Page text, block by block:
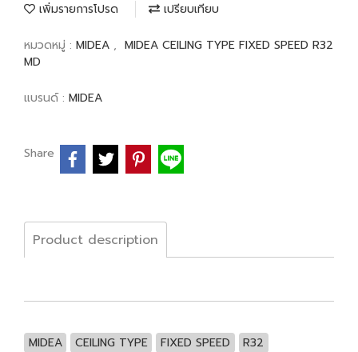
เพิ่มรายการโปรด เปรียบเทียบ
หมวดหมู่ : MIDEA , MIDEA CEILING TYPE FIXED SPEED R32
MD
แบรนด์ : MIDEA
Share
Product description
MIDEA CEILING TYPE FIXED SPEED
R32